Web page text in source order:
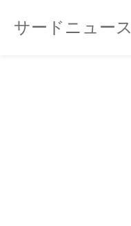
サードニュース